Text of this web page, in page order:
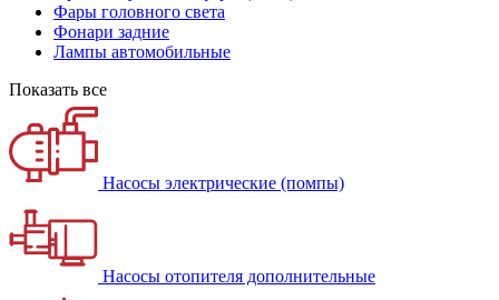
Фары головного света
Фонари задние
Лампы автомобильные
Показать все
Насосы электрические (помпы)
Насосы отопителя дополнительные